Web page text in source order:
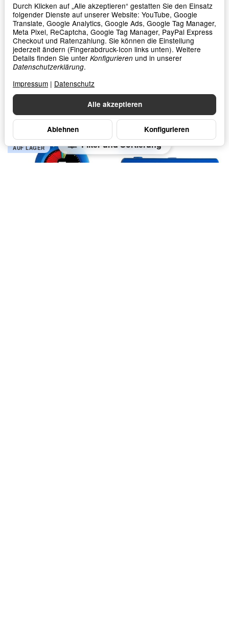
Filter und Sortierung
JHT Power Supply Nano PSN-1
45,00 €*
In den Warenkorb
JHT Strobe Metro-Tuner JH-
5000S
25,90 €*
AUF LAGER AUF LAGER
Alle akzeptieren
Ablehnen Konfigurieren
Durch Klicken auf „Alle akzeptieren“ gestatten Sie den Einsatz
folgender Dienste auf unserer Website: YouTube, Google
Translate, Google Analytics, Google Ads, Google Tag Manager,
Meta Pixel, ReCaptcha, Google Tag Manager, PayPal Express
Checkout und Ratenzahlung. Sie können die Einstellung
jederzeit ändern (Fingerabdruck-Icon links unten). Weitere
Details finden Sie unter Konfigurieren und in unserer
Datenschutzerklärung.
Impressum | Datenschutz